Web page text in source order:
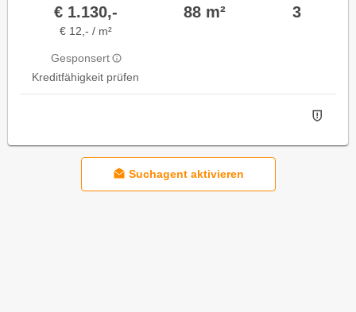
€ 1.130,-
€ 12,- / m²
Gesponsert
Kreditfähigkeit prüfen
88 m² 3
Suchagent aktivieren